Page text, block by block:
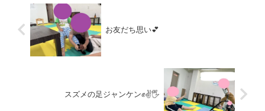
お友だち思い💕
スズメの足ジャンケン✊✌️🖐️